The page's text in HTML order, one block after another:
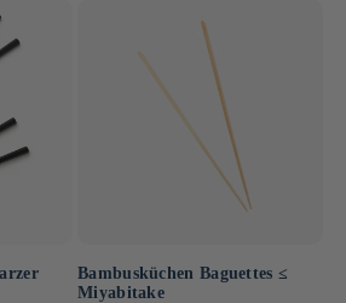
Bambusküchen Baguettes ≤
Miyabitake